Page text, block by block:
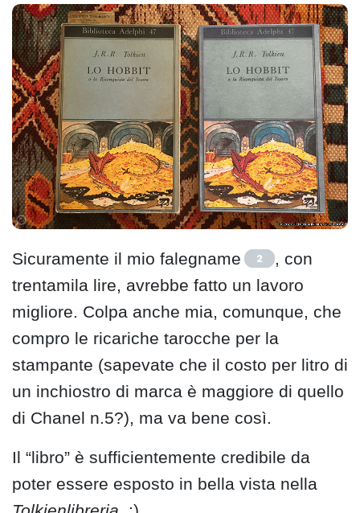
Sicuramente il mio falegname 2
, con
trentamila lire, avrebbe fatto un lavoro
migliore. Colpa anche mia, comunque, che
compro le ricariche tarocche per la
stampante (sapevate che il costo per litro di
un inchiostro di marca è maggiore di quello
di Chanel n.5?), ma va bene così.
Il “libro” è sufficientemente credibile da
poter essere esposto in bella vista nella